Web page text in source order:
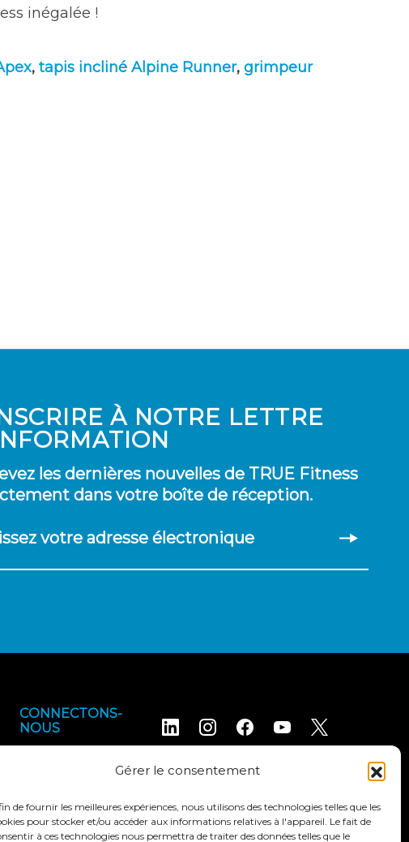
Gérer le consentement
de fournir les meilleures expériences, nous utilisons des technologies telles que les
pour stocker et/ou accéder aux informations relatives à l'appareil. Le fait de
à ces technologies nous permettra de traiter des données telles que le
inégalée !
, tapis incliné Alpine Runner, grimpeur
À NOTRE LETTRE
les dernières nouvelles de TRUE Fitness
dans votre boîte de réception.
votre adresse électronique
CONNECTONS-
NOUS